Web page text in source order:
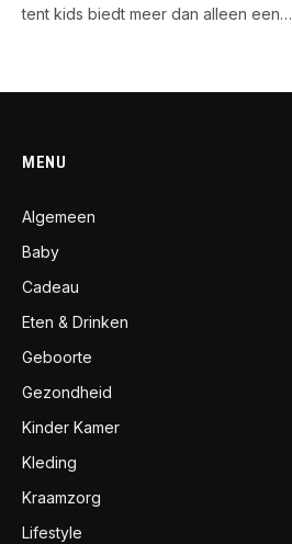
tent kids biedt meer dan alleen een…
MENU
Algemeen
Baby
Cadeau
Eten & Drinken
Geboorte
Gezondheid
Kinder Kamer
Kleding
Kraamzorg
Lifestyle